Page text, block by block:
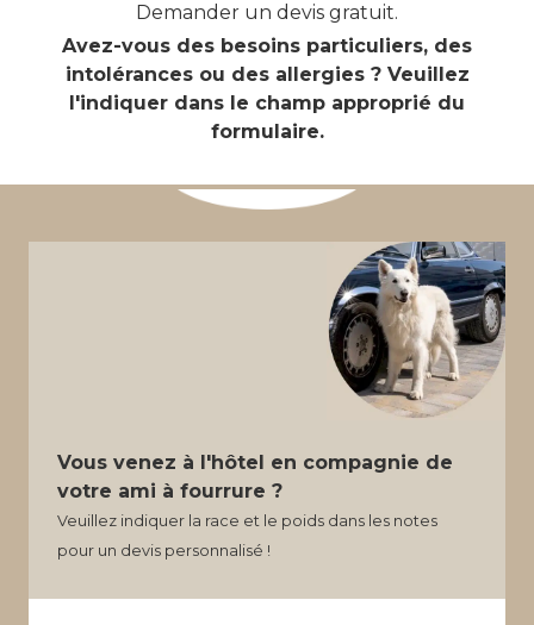
Demander un devis gratuit.
Avez-vous des besoins particuliers, des
intolérances ou des allergies ? Veuillez
l'indiquer dans le champ approprié du
formulaire.
Vous venez à l'hôtel en compagnie de
votre ami à fourrure ?
Veuillez indiquer la race et le poids dans les notes
pour un devis personnalisé !